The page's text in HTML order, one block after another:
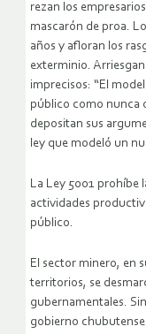
rezan los
mascarón de proa.
años y afloran los
exterminio.
imprecisos: “El
público como nunca
depositan sus
ley que modeló un
La Ley 5001 prohíbe
actividades
público.
El sector minero, en
territorios, se
gubernamentales.
gobierno